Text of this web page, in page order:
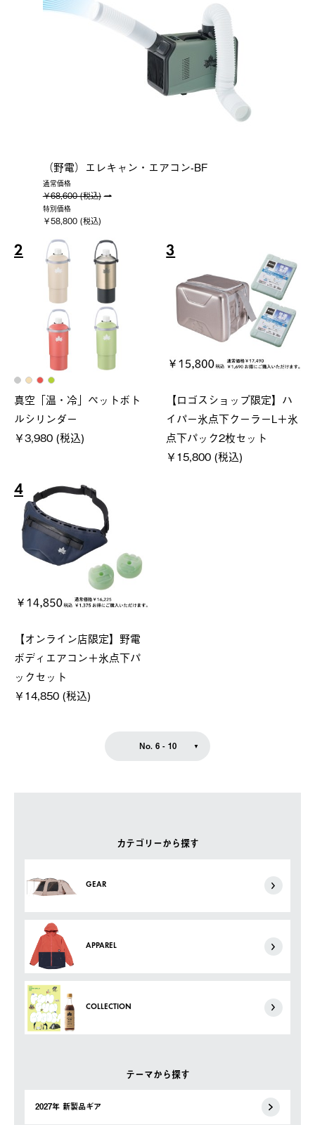
カテゴリーから探す
GEAR
APPAREL
COLLECTION
テーマから探す
2027年 新製品ギア
（野電）エレキャン・エアコン-BF
通常価格
￥68,600 (税込)
特別価格
￥58,800 (税込)
2
真空「温・冷」ペットボト
ルシリンダー
￥3,980 (税込)
3
【ロゴスショップ限定】ハ
イパー氷点下クーラーL＋氷
点下パック2枚セット
￥15,800 (税込)
4
【オンライン店限定】野電
ボディエアコン＋氷点下パ
ックセット
￥14,850 (税込)
No. 6 - 10